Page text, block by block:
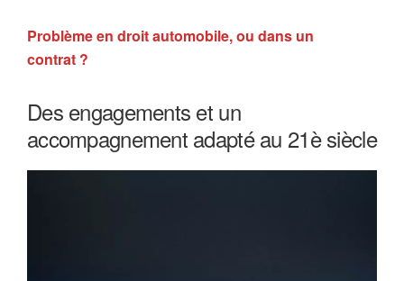
Problème en droit automobile, ou dans un
contrat ?
Des engagements et un
accompagnement adapté au 21è siècle